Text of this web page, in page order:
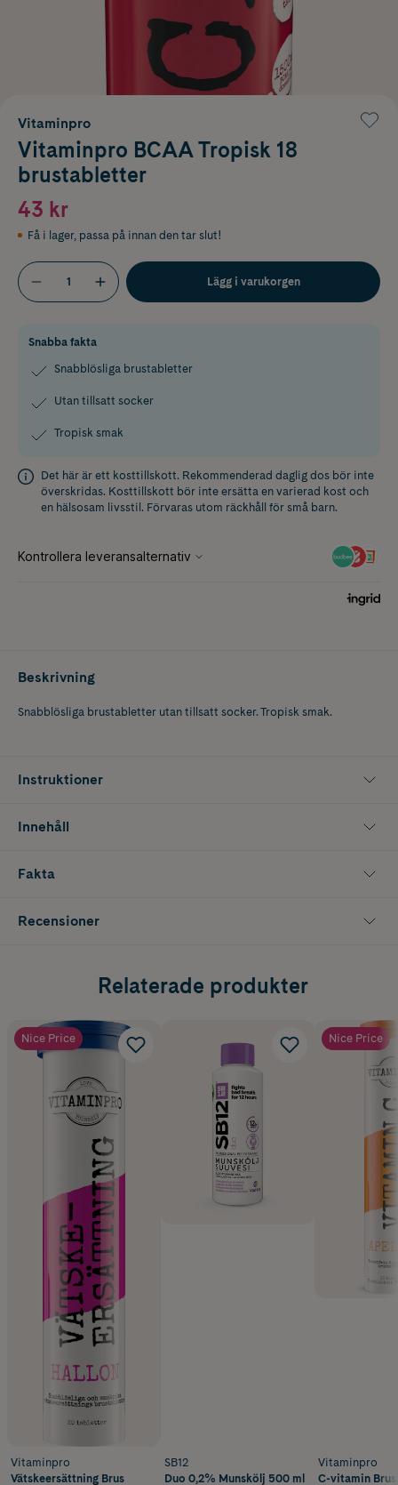
Vitaminpro
Vitaminpro BCAA Tropisk 18
brustabletter
43 kr
Få i lager, passa på innan den tar slut!
Lägg i varukorgen
Snabba fakta
Snabblösliga brustabletter
Utan tillsatt socker
Tropisk smak
Det här är ett kosttillskott. Rekommenderad daglig dos bör inte
överskridas. Kosttillskott bör inte ersätta en varierad kost och
en hälsosam livsstil. Förvaras utom räckhåll för små barn.
Beskrivning
Snabblösliga brustabletter utan tillsatt socker. Tropisk smak.
Instruktioner
Innehåll
Fakta
Recensioner
Relaterade produkter
Nice Price
Vitaminpro
Vätskeersättning Brus
SB12
Duo 0,2% Munskölj 500 ml
Nice Price
Vitaminpro
C-vitamin